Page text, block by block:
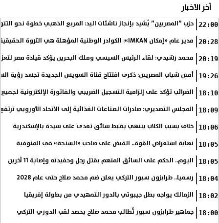
آخر الأخبار
22:00 حزب ”المصريين” يُشيد بإنجاز ناشئات اليد: المربع الذهبي خطوة نحو
20:28 مدير عام «إمكان IMKAN»: الكوادر الوطنية المؤهلة هي الثروة الحقيقية لمستقبل التنمية في مصر
20:19 محمد رشيدي: لقاء الرئيس السيسي وملك البحرين يؤكد قيادة مصر
19:26 أمين شباب المصريين: ذكرى افتتاح قناة السويس الجديدة تجسد رؤية
18:10 الضرائب تؤكد على إلزامية التسجيل الضريبي والفاتورة الإلكترونية
18:09 المجلس التصديري: صادرات الصناعات الغذائية إلى الاتحاد الأوروبي ترتفع 15.4% خلال النصف الأول من
18:06 خلاف بسبب الكلاب ينتهي بضبط سائق تعدى على سيدة بالإسكندرية
18:05 نهاية استعراض القوة.. القبض على صاحب «السنجة» في المنوفية
18:05 اليوم.. الحكم على السائق المتهم بقتل رجل وحفيدته وإصابة 11 آخرين
18:04 رسميا.. طرابزون سبور التركي يعلن ضم محمد صلاح حتى عام 2028
18:02 الزمالك يواجه بطل جيبوتي بالدور التمهيدي من بطولة إفريقيا
18:00 جماهير طرابزون سبور تُطالب محمد صلاح بحصد لقب الدوري التركي